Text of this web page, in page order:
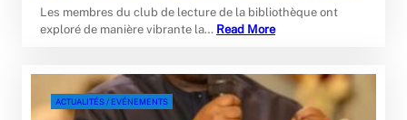
Les membres du club de lecture de la bibliothèque ont
exploré de manière vibrante la… Read More
ACTUALITÉS / EVÉNEMENTS